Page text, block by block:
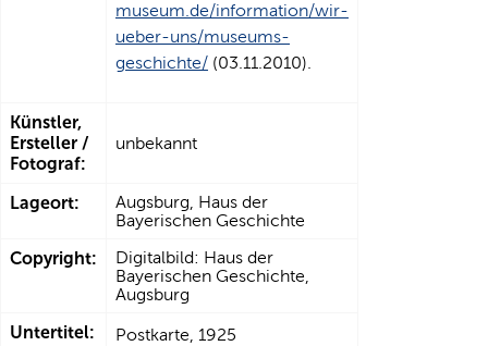
museum.de/information/wir-
ueber-uns/museums-
geschichte/ (03.11.2010).
Künstler,
Ersteller /
Fotograf:
unbekannt
Lageort:
Augsburg, Haus der
Bayerischen Geschichte
Copyright:
Digitalbild: Haus der
Bayerischen Geschichte,
Augsburg
Untertitel: Postkarte, 1925